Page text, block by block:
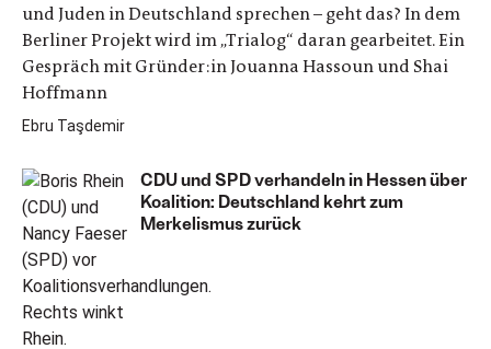
und Juden in Deutschland sprechen – geht das? In dem
Berliner Projekt wird im „Trialog“ daran gearbeitet. Ein
Gespräch mit Gründer:in Jouanna Hassoun und Shai
Hoffmann
Ebru Taşdemir
CDU und SPD verhandeln in Hessen über
Koalition: Deutschland kehrt zum
Merkelismus zurück